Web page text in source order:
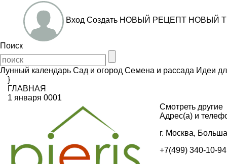
Вход Создать НОВЫЙ РЕЦЕПТ НОВЫЙ
Поиск
Лунный календарь Сад и огород Семена и рассада Идеи
}
ГЛАВНАЯ
1 января 0001
Смотреть другие
Адрес(а) и
г. Москва,
+7(499) 340-10-